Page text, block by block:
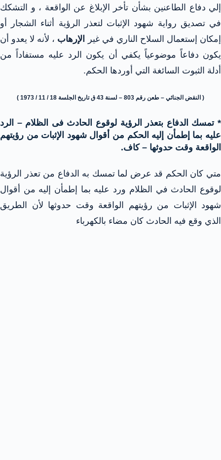
إلي دفاع الطاعنين بشأن تأخر الإبلاغ عن الواقعة ، و التشكك
في تصديق رواية شهود الإثبات لتعذر الرؤية أثناء الشجار أو
إمكان إستعمال السلاح الناري في غير
الإرهاب ، لأنه لا يعدو أن
يكون دفاعاً موضوعياً يكفي أن يكون الرد عليه مستفاداً من
أدلة الثبوت السائغة التي أوردها الحكم.
( النقض الجنائي – طعن رقم 803 – لسنة 43 ق تاريخ الجلسة 18 / 11 / 1973 )
* تمسك الدفاع بتعذر الرؤية لوقوع الحادث فى الظلام – الرد
عليه بما إطمأن إليه الحكم من أقوال شهود الإثبات من رؤيتهم
الواقعة وقت حدوثها – كاف.
متي كان الحكم قد عرض لما تمسك به الدفاع من تعذر الرؤية
لوقوع الحادث في الظلام ورد عليه بما إطمأن إليه من أقوال
شهود الإثبات من رؤيتهم الواقعة وقت حدوثها لأن الطريق
الذي وقع فيه الحادث كان مضاء بالكهرباء